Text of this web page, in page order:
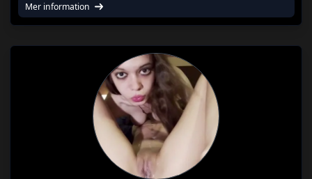
Mer information